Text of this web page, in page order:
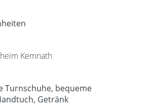
Kemnath
Turnschuhe, bequeme
Getränk